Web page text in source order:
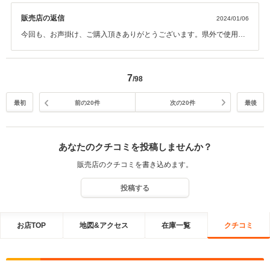
販売店の返信 2024/01/06
今回も、お声掛け、ご購入頂きありがとうございます。県外で使用さ
をお願い致します。今後もよろしくお願い致します。
7/98
最初 前の20件 次の20件 最後
あなたのクチコミを投稿しませんか？
販売店のクチコミを書き込めます。
投稿する
お店TOP 地図&アクセス 在庫一覧 クチコミ